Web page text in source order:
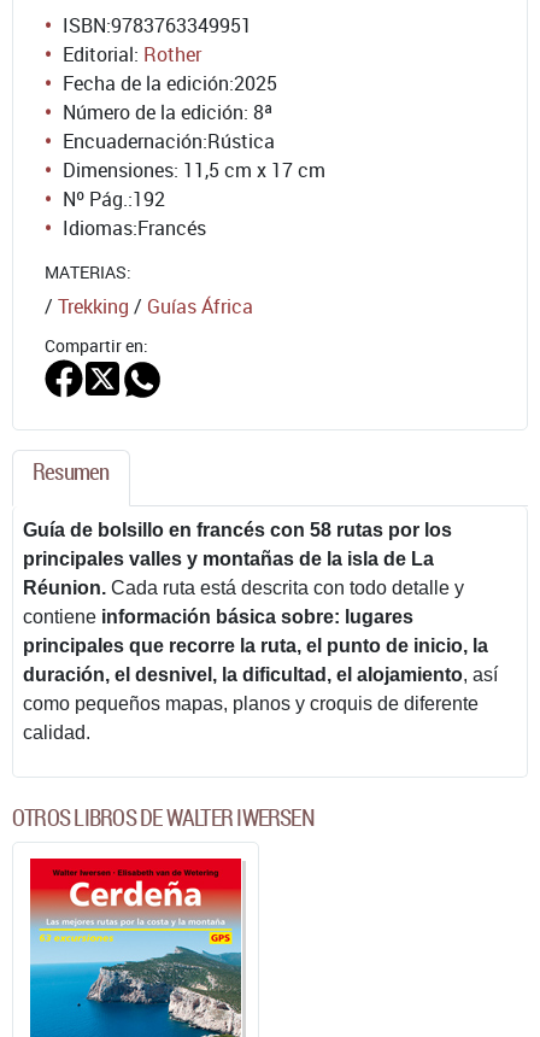
ISBN:9783763349951
Editorial: Rother
Fecha de la edición:2025
Número de la edición: 8ª
Encuadernación:Rústica
Dimensiones: 11,5 cm x 17 cm
Nº Pág.:192
Idiomas:Francés
MATERIAS:
/ Trekking / Guías África
Compartir en:
Resumen
Guía de bolsillo en francés con 58 rutas por los
principales valles y montañas de la isla de La
Réunion. Cada ruta está descrita con todo detalle y
contiene información básica sobre: lugares
principales que recorre la ruta, el punto de inicio, la
duración, el desnivel, la dificultad, el alojamiento, así
como pequeños mapas, planos y croquis de diferente
calidad.
OTROS LIBROS DE WALTER IWERSEN